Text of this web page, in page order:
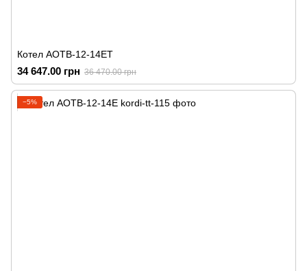
Котел АОТВ-12-14ЕТ
34 647.00 грн 36 470.00 грн
−5%